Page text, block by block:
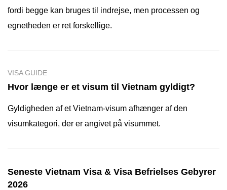
fordi begge kan bruges til indrejse, men processen og
egnetheden er ret forskellige.
VISA GUIDE
Hvor længe er et visum til Vietnam gyldigt?
Gyldigheden af et Vietnam-visum afhænger af den
visumkategori, der er angivet på visummet.
Seneste Vietnam Visa & Visa Befrielses Gebyrer
2026